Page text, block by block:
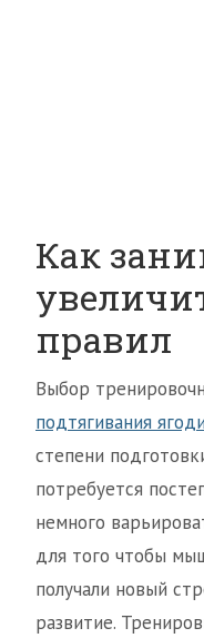
Как
правил
Выбор
подтягивания
степени
потребуется
немного
для того чтобы
получали новый
развитие.